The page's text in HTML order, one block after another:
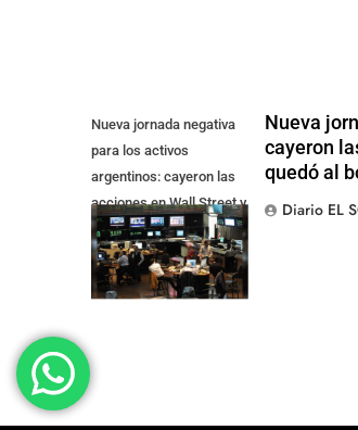
Nueva jornada negativa
para los activos
argentinos: cayeron las
acciones en Wall Street y
el riesgo país quedó al
borde de los 450 punt
Nueva
cayeron
quedó al
Diario EL